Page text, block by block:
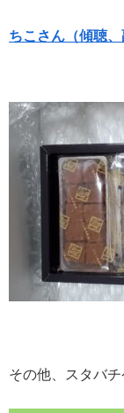
ちこさん（傾聴、
その他、スタバ